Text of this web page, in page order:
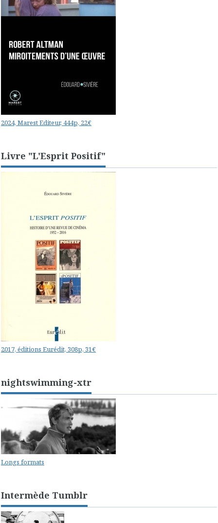
2024, Marest Editeur, 444p, 22€
Livre "L'Esprit Positif"
2017, éditions Eurédit, 308p, 31€
nightswimming-xtr
Longs formats
Intermède Tumblr